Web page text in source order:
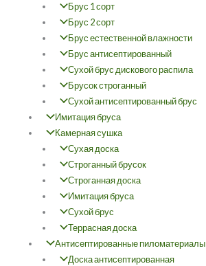
Брус 1 сорт
Брус 2 сорт
Брус естественной влажности
Брус антисептированный
Сухой брус дискового распила
Брусок строганный
Сухой антисептированный брус
Имитация бруса
Камерная сушка
Сухая доска
Строганный брусок
Строганная доска
Имитация бруса
Сухой брус
Террасная доска
Антисептированные пиломатериалы
Доска антисептированная